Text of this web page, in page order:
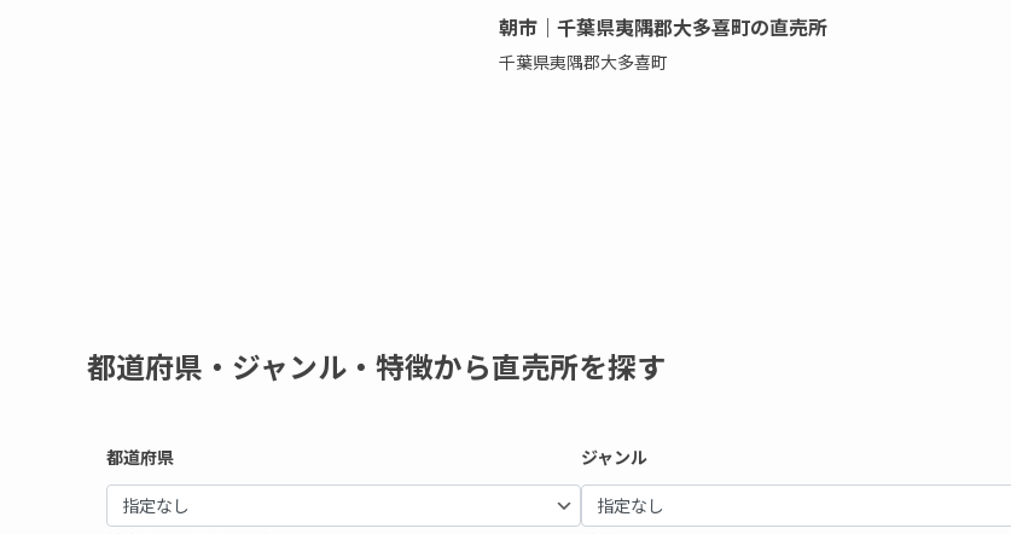
朝市｜千葉県夷隅郡大多喜町の直売所
千葉県夷隅郡大多喜町
都道府県・ジャンル・特徴から直売所を探す
都道府県 ジャンル